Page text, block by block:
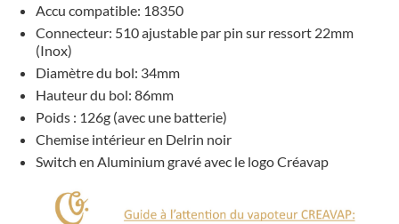
Accu compatible: 18350
Connecteur: 510 ajustable par pin sur ressort 22mm
(Inox)
Diamètre du bol: 34mm
Hauteur du bol: 86mm
Poids : 126g (avec une batterie)
Chemise intérieur en Delrin noir
Switch en Aluminium gravé avec le logo Créavap